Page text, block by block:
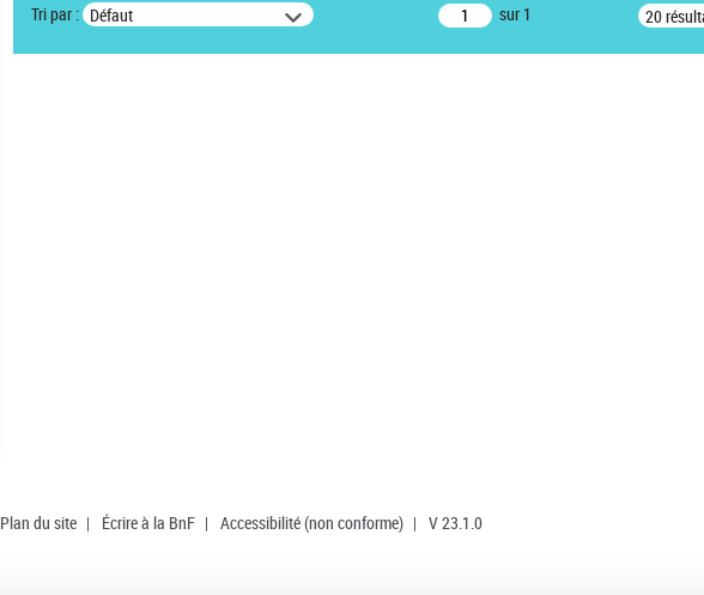
Tri par : Défaut sur 1 20
Plan du site | Écrire à la BnF | Accessibilité (non conforme) | V 23.1.0